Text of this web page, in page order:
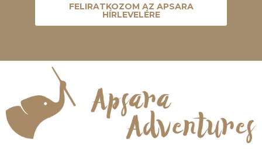
FELIRATKOZOM AZ APSARA
HÍRLEVELÉRE